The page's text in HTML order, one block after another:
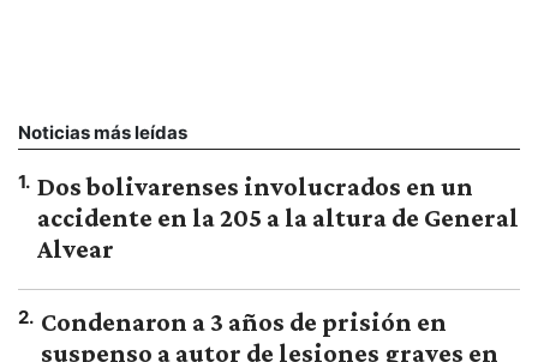
Noticias más leídas
1. Dos bolivarenses involucrados en un
accidente en la 205 a la altura de General
Alvear
2. Condenaron a 3 años de prisión en
suspenso a autor de lesiones graves en